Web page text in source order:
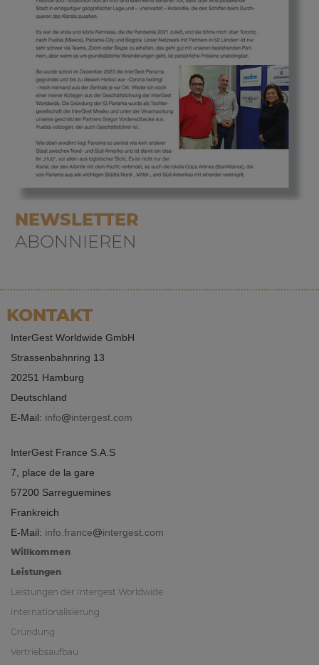
NEWSLETTER
ABONNIEREN
KONTAKT
InterGest Worldwide GmbH
Strassenbahnring 13
20251 Hamburg
Deutschland
E-Mail: info intergest.com
InterGest France S.A.S
7, place de la gare
57200 Sarreguemines
Frankreich
E-Mail: info.france intergest.com
Willkommen
Leistungen
Leistungen der Intergest Worldwide
Internationalisierung
Gründung
Vertriebsaufbau